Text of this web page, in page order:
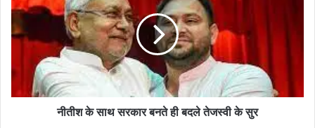
साथ
सरकार
बनते
बदले
तेजस्वी
के
नीतीश के साथ सरकार बनते ही बदले तेजस्वी के सुर